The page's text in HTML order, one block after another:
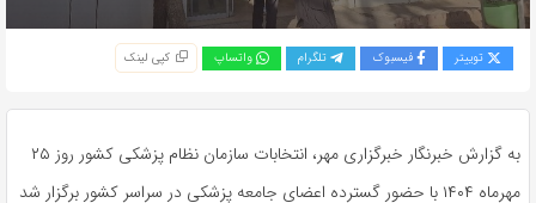
توییتر فیسبوک تلگرام واتساپ کپی لینک
به گزارش خبرنگار خبرگزاری مهر، انتخابات سازمان نظام پزشکی کشور روز ۲۵
مهرماه ۱۴۰۴ با حضور گسترده اعضای جامعه پزشکی در سراسر کشور برگزار شد